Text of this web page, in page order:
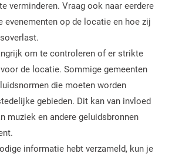
verminderen. Vraag ook naar eerdere
evenementen op de locatie en hoe zij
om te controleren of er strikte
de locatie. Sommige gemeenten
die moeten worden
gebieden. Dit kan van invloed
muziek en andere geluidsbronnen
informatie hebt verzameld, kun je